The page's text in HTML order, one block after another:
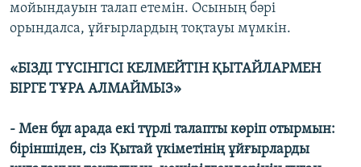
мойындауын талап етемін. Осының бәрі
орындалса, ұйғырлардың тоқтауы мүмкін.
«БІЗДІ ТҮСІНГІСІ КЕЛМЕЙТІН ҚЫТАЙЛАРМЕН
БІРГЕ ТҰРА АЛМАЙМЫЗ»
- Мен бұл арада екі түрлі талапты көріп отырмын:
біріншіден, сіз Қытай үкіметінің ұйғырларды